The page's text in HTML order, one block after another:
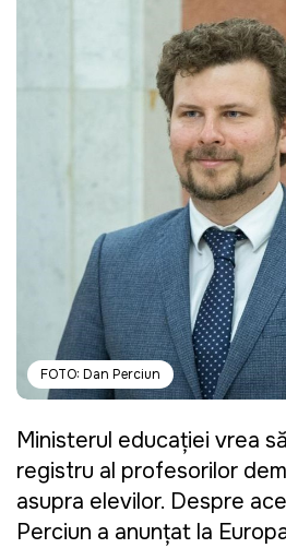
FOTO: Dan Perciun
Ministerul educației vrea
registru al profesorilor
asupra elevilor. Despre
Perciun a anunțat la